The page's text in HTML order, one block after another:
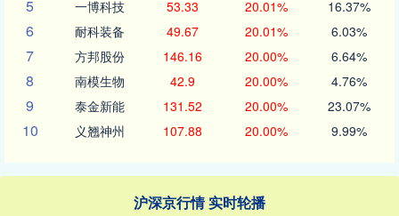
5 一博科技 53.33 20.01% 16.37%
6 耐科装备 49.67 20.01% 6.03%
7 方邦股份 146.16 20.00% 6.64%
8 南模生物 42.9 20.00% 4.76%
9 泰金新能 131.52 20.00% 23.07%
10 义翘神州 107.88 20.00% 9.99%
沪深京行情 实时轮播